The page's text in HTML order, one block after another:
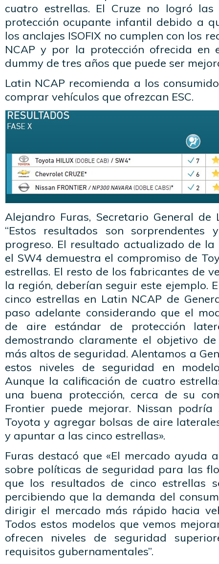
cuatro estrellas. El Cruze no logró
protección ocupante infantil debido a
los anclajes ISOFIX no cumplen con los
NCAP y por la protección ofrecida en
dummy de tres años que puede ser
Latin NCAP recomienda a los
comprar vehículos que ofrezcan ESC.
Alejandro Furas, Secretario General de
“Estos resultados son
progreso. El resultado actualizado de
el SW4 demuestra el compromiso de
estrellas. El resto de los fabricantes de
la región, deberían seguir este ejemplo.
cinco estrellas en Latin NCAP de
paso adelante considerando que el
de aire estándar de protección
demostrando claramente el objetivo
más altos de seguridad. Alentamos a
estos niveles de seguridad en
Aunque la calificación de cuatro
una buena protección, cerca de su
Frontier puede mejorar. Nissan
Toyota y agregar bolsas de aire
y apuntar a las cinco estrellas».
Furas destacó que «El mercado ayuda
sobre políticas de seguridad para las
que los resultados de cinco estrellas
percibiendo que la demanda del
dirigir el mercado más rápido hacia
Todos estos modelos que vemos
ofrecen niveles de seguridad
requisitos gubernamentales”.